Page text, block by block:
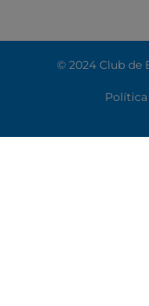
© 2024 Club de